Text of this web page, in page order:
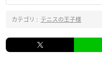
カテゴリ : テニスの王子様